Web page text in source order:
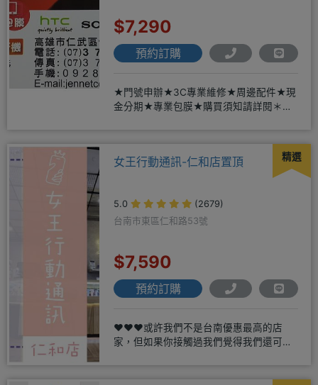
$7,290
預約訂購
★門號申辦★3C專業維修★周邊配件★現
金分期★專業包膜★購買須知請詳閱＊來
精選
女王行動通訊-仁和店置頂
5.0
(2679)
台南市東區仁和路53號
$7,590
預約訂購
❤️❤️❤️或許我們不是台南優惠最高的店
家，但如果你接觸過我們覺得我們還可